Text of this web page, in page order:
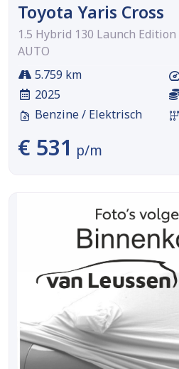
Toyota Yaris Cross
1.5 Hybrid 130 Launch Edition
AUTO
5.759 km
2025
Benzine / Elektrisch
€ 531 p/m